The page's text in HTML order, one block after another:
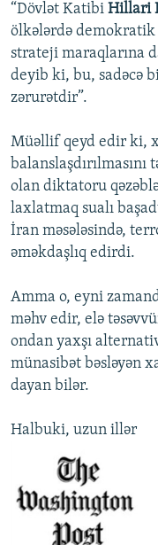
“Dövlət Katibi Hillari
ölkələrdə demokratik
strateji maraqlarına
deyib ki, bu, sadəcə
zərurətdir”.
Müəllif qeyd edir ki,
olan diktatoru
laxlatmaq sualı
İran məsələsində,
əməkdaşlıq edirdi.
Amma o, eyni
məhv edir, elə
ondan yaxşı
münasibət bəsləyən
dayan bilər.
Halbuki, uzun illər